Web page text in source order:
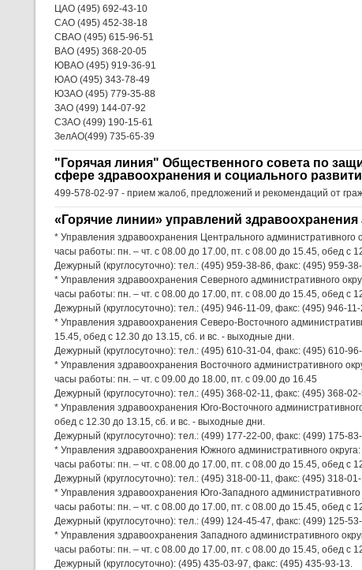
ЦАО (495) 692-43-10
САО (495) 452-38-18
СВАО (495) 615-96-51
ВАО (495) 368-20-05
ЮВАО (495) 919-36-91
ЮАО (495) 343-78-49
ЮЗАО (495) 779-35-88
ЗАО (499) 144-07-92
СЗАО (499) 190-15-61
ЗелАО(499) 735-65-39
"Горячая линия" Общественного совета по
сфере здравоохранения и социального
499-578-02-97 - прием жалоб, предложений и рекомендаций от
«Горячие линии» управлений
* Управления здравоохранения Центрального административного
часы работы: пн. – чт. с 08.00 до 17.00, пт. с 08.00 до 15.45, обед с
Дежурный (круглосуточно): тел.: (495) 959-38-86, факс: (495) 959-
* Управления здравоохранения Северного административного
часы работы: пн. – чт. с 08.00 до 17.00, пт. с 08.00 до 15.45, обед с
Дежурный (круглосуточно): тел.: (495) 946-11-09, факс: (495) 946-
* Управления здравоохранения Северо-Восточного
15.45, обед с 12.30 до 13.15, сб. и вс. - выходные дни.
Дежурный (круглосуточно): тел.: (495) 610-31-04, факс: (495) 610-
* Управления здравоохранения Восточного административного
часы работы: пн. – чт. с 09.00 до 18.00, пт. с 09.00 до 16.45
Дежурный (круглосуточно): тел.: (495) 368-02-11, факс: (495) 368-
* Управления здравоохранения Юго-Восточного
обед с 12.30 до 13.15, сб. и вс. - выходные дни.
Дежурный (круглосуточно): тел.: (499) 177-22-00, факс: (499) 175-
* Управления здравоохранения Южного административного
часы работы: пн. – чт. с 08.00 до 17.00, пт. с 08.00 до 15.45, обед с
Дежурный (круглосуточно): тел.: (495) 318-00-11, факс: (495) 318-
* Управления здравоохранения Юго-Западного
часы работы: пн. – чт. с 08.00 до 17.00, пт. с 08.00 до 15.45, обед с
Дежурный (круглосуточно): тел.: (499) 124-45-47, факс: (499) 125-
* Управления здравоохранения Западного административного
часы работы: пн. – чт. с 08.00 до 17.00, пт. с 08.00 до 15.45, обед с
Дежурный (круглосуточно): (495) 435-03-97, факс: (495) 435-93-13.